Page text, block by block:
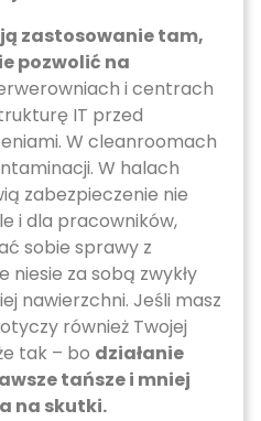
zastosowanie tam,
pozwolić na
i centrach
IT przed
W cleanroomach
W halach
zabezpieczenie nie
i dla pracowników,
sobie sprawy z
niesie za sobą zwykły
nawierzchni. Jeśli masz
również Twojej
tak – bo działanie
tańsze i mniej
na skutki.